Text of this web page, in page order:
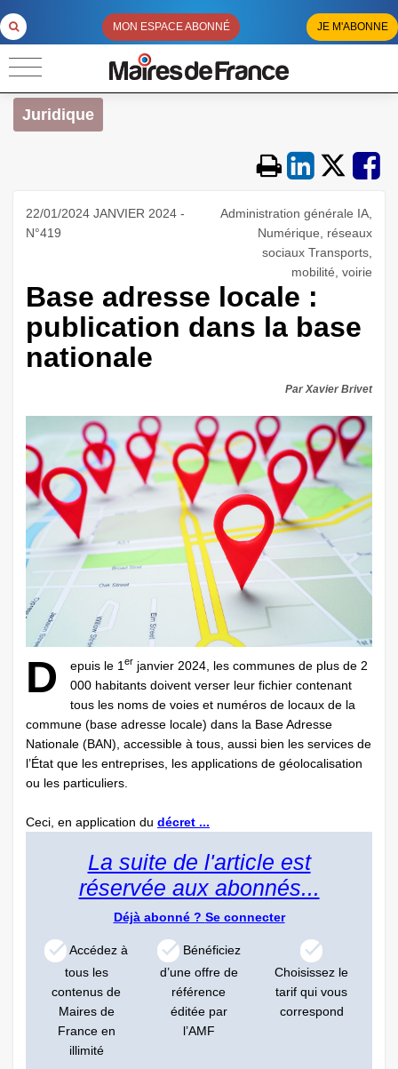
MON ESPACE ABONNÉ JE M'ABONNE
Juridique
22/01/2024 JANVIER 2024 -
N°419
Administration générale IA,
Numérique, réseaux
sociaux Transports,
mobilité, voirie
Base adresse locale :
publication dans la base
nationale
Par Xavier Brivet
D epuis le 1 er janvier 2024, les communes de plus de 2
000 habitants doivent verser leur fichier contenant
tous les noms de voies et numéros de locaux de la
commune (base adresse locale) dans la Base Adresse
Nationale (BAN), accessible à tous, aussi bien les services de
l’État que les entreprises, les applications de géolocalisation
ou les particuliers.
Ceci, en application du décret ...
La suite de l'article est
réservée aux abonnés...
Déjà abonné ? Se connecter
Accédez à
tous les
contenus de
Maires de
France en
illimité
Bénéficiez
d’une offre de
référence
éditée par
l’AMF
Choisissez le
tarif qui vous
correspond